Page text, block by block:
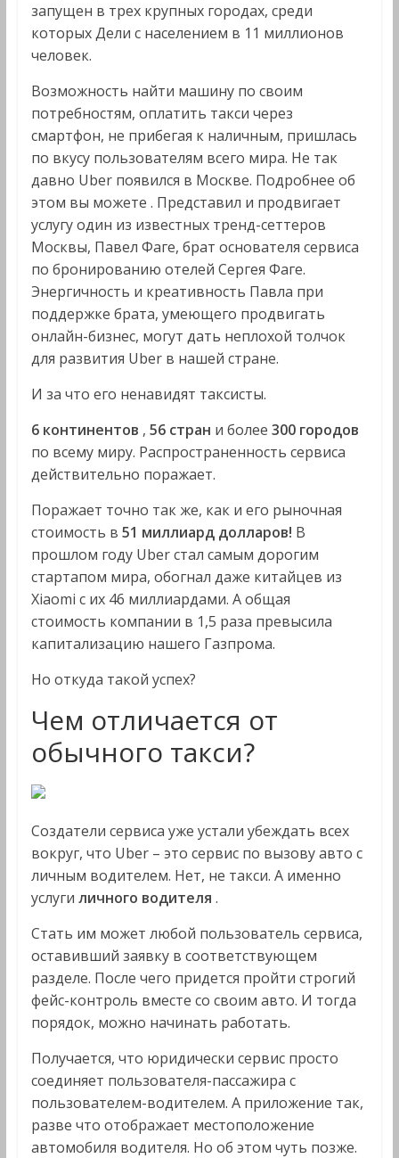
запущен в трех крупных городах, среди
которых Дели с населением в 11 миллионов
человек.
Возможность найти машину по своим
потребностям, оплатить такси через
смартфон, не прибегая к наличным, пришлась
по вкусу пользователям всего мира. Не так
давно Uber появился в Москве. Подробнее об
этом вы можете . Представил и продвигает
услугу один из известных тренд-сеттеров
Москвы, Павел Фаге, брат основателя сервиса
по бронированию отелей Сергея Фаге.
Энергичность и креативность Павла при
поддержке брата, умеющего продвигать
онлайн-бизнес, могут дать неплохой толчок
для развития Uber в нашей стране.
И за что его ненавидят таксисты.
6 континентов , 56 стран и более 300 городов
по всему миру. Распространенность сервиса
действительно поражает.
Поражает точно так же, как и его рыночная
стоимость в 51 миллиард долларов! В
прошлом году Uber стал самым дорогим
стартапом мира, обогнал даже китайцев из
Xiaomi с их 46 миллиардами. А общая
стоимость компании в 1,5 раза превысила
капитализацию нашего Газпрома.
Но откуда такой успех?
Чем отличается от
обычного такси?
Создатели сервиса уже устали убеждать всех
вокруг, что Uber – это сервис по вызову авто с
личным водителем. Нет, не такси. А именно
услуги личного водителя .
Стать им может любой пользователь сервиса,
оставивший заявку в соответствующем
разделе. После чего придется пройти строгий
фейс-контроль вместе со своим авто. И тогда
порядок, можно начинать работать.
Получается, что юридически сервис просто
соединяет пользователя-пассажира с
пользователем-водителем. А приложение так,
разве что отображает местоположение
автомобиля водителя. Но об этом чуть позже.